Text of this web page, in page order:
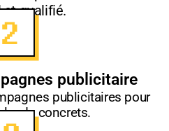
et qualifié.
publicitaire
publicitaires pour
leads concrets.